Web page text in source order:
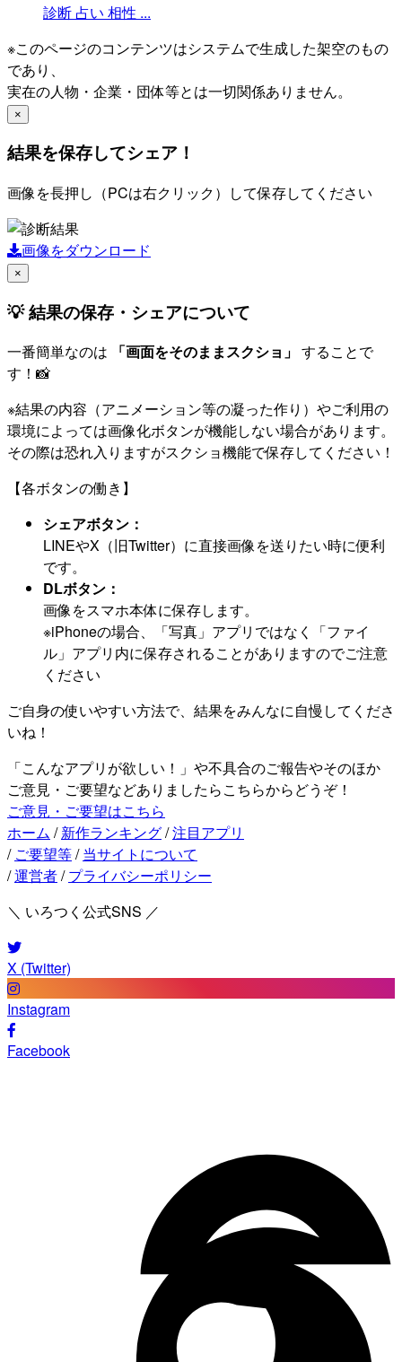
診断 占い 相性 ...
※このページのコンテンツはシステムで生成した架空のもの
であり、
実在の人物・企業・団体等とは一切関係ありません。
×
結果を保存してシェア！
画像を長押し（PCは右クリック）して保存してください
画像をダウンロード
×
💡 結果の保存・シェアについて
一番簡単なのは 「画面をそのままスクショ」 することで
す！📸
※結果の内容（アニメーション等の凝った作り）やご利用の
環境によっては画像化ボタンが機能しない場合があります。
その際は恐れ入りますがスクショ機能で保存してください！
【各ボタンの働き】
シェアボタン：
LINEやX（旧Twitter）に直接画像を送りたい時に便利
です。
DLボタン：
画像をスマホ本体に保存します。
※iPhoneの場合、「写真」アプリではなく「ファイ
ル」アプリ内に保存されることがありますのでご注意
ください
ご自身の使いやすい方法で、結果をみんなに自慢してくださ
いね！
「こんなアプリが欲しい！」や不具合のご報告やそのほか
ご意見・ご要望などありましたらこちらからどうぞ！
ご意見・ご要望はこちら
ホーム / 新作ランキング/注目アプリ
/ ご要望等/ 当サイトについて
/運営者/ プライバシーポリシー
＼ いろつく公式SNS ／
X (Twitter)
Instagram
Facebook